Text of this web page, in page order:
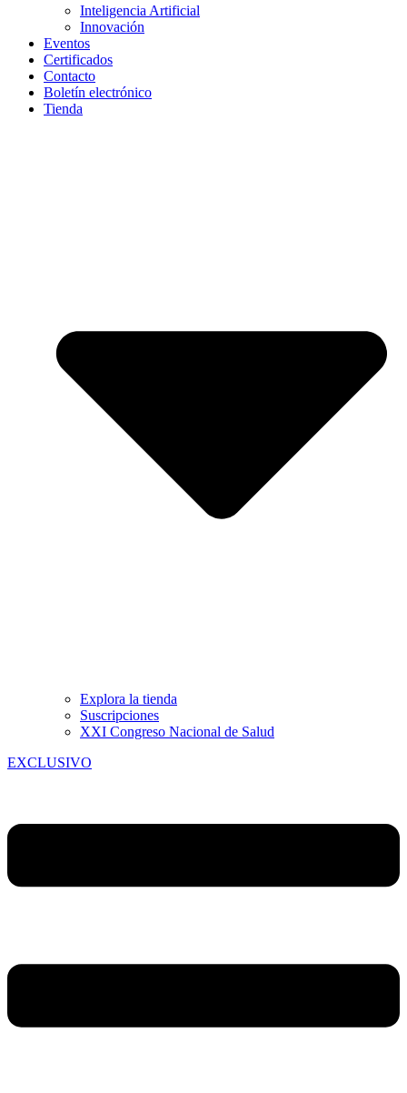
Inteligencia Artificial
Innovación
Eventos
Certificados
Contacto
Boletín electrónico
Tienda
Explora la tienda
Suscripciones
XXI Congreso Nacional de Salud
EXCLUSIVO